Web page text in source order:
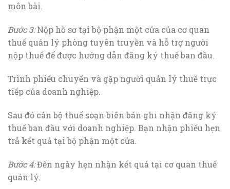
môn bài.
Bước 3:Nộp hồ sơ tại bộ phận một cửa của cơ quan
thuế quản lý phòng tuyên truyền và hỗ trợ người
nộp thuế để được hướng dẫn đăng ký thuế ban đầu.
Trình phiếu chuyển và gặp người quản lý thuế trực
tiếp của doanh nghiệp.
Sau đó cán bộ thuế soạn biên bản ghi nhận đăng ký
thuế ban đầu với doanh nghiệp. Bạn nhận phiếu hẹn
trả kết quả tại bộ phận một cửa.
Bước 4:Đến ngày hẹn nhận kết quả tại cơ quan thuế
quản lý.